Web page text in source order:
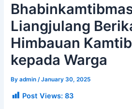
Liangjulang
Himbauan
kepada Warga
Byadmin/January 30, 2025
Post Views: 83